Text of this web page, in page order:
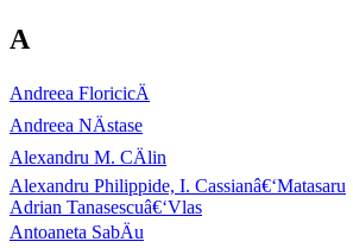
A
Andreea FloricicÄ
Andreea NÄstase
Alexandru M. CÄlin
Alexandru Philippide, I. Cassianâ€‘Matasaru
Adrian Tanasescuâ€‘Vlas
Antoaneta SabÄu